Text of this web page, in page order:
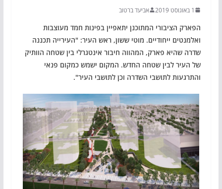
1 באוגוסט 2019 אביעד ברטוב
הפארק הציבורי המתוכנן יתאפיין בפינות חמד מעוצבות
ואלמנטים ייחודיים. מוטי ששון, ראש העיר: "העירייה תכננה
שדרה שהיא פארק, המהווה חיבור אינטגרלי בין שטחה הוותיק
של העיר לבין שטחה החדש. המקום ישמש כמקום פנאי
והתרגעות לתושבי השדרה וכן לתושבי העיר".